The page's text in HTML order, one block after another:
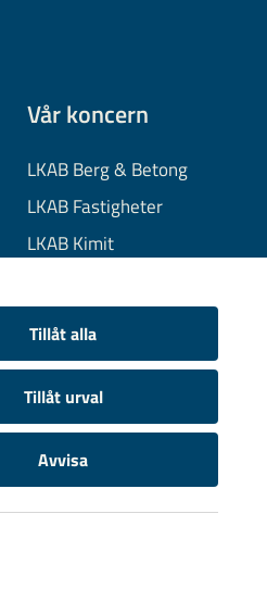
Tillåt alla
Tillåt urval
Avvisa
Vår koncern
LKAB Berg & Betong
LKAB Fastigheter
LKAB Kimit
LKAB Wassara
Samhällsutveckling